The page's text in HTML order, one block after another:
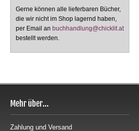
Gerne können alle lieferbaren Bücher,
die wir nicht im Shop lagernd haben,
per Email an buchhandlung@chicklit.at
bestellt werden.
Mehr über...
Zahlung und Versand